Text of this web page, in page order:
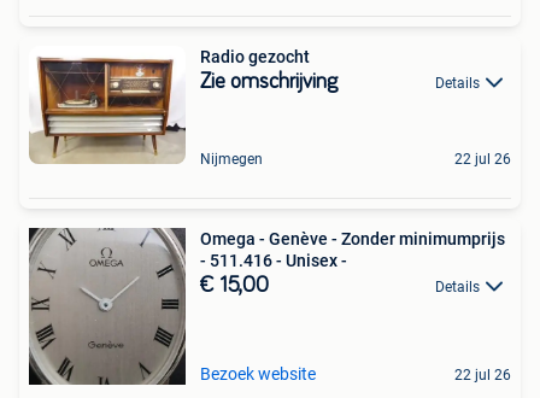
Radio gezocht
Zie omschrijving Details
Nijmegen 22 jul 26
Omega - Genève - Zonder minimumprijs
- 511.416 - Unisex -
€ 15,00 Details
Bezoek website 22 jul 26